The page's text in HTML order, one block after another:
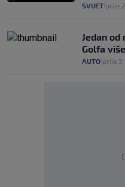
SVIJET prije
Jedan od
Golfa
AUTO prije 3